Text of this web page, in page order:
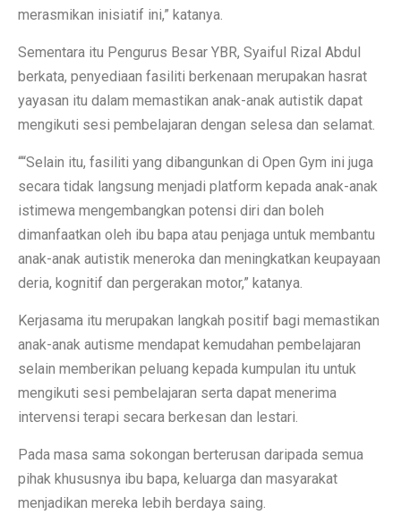
merasmikan inisiatif ini,” katanya.
Sementara itu Pengurus Besar YBR, Syaiful Rizal Abdul
berkata, penyediaan fasiliti berkenaan merupakan hasrat
yayasan itu dalam memastikan anak-anak autistik dapat
mengikuti sesi pembelajaran dengan selesa dan selamat.
““Selain itu, fasiliti yang dibangunkan di Open Gym ini juga
secara tidak langsung menjadi platform kepada anak-anak
istimewa mengembangkan potensi diri dan boleh
dimanfaatkan oleh ibu bapa atau penjaga untuk membantu
anak-anak autistik meneroka dan meningkatkan keupayaan
deria, kognitif dan pergerakan motor,” katanya.
Kerjasama itu merupakan langkah positif bagi memastikan
anak-anak autisme mendapat kemudahan pembelajaran
selain memberikan peluang kepada kumpulan itu untuk
mengikuti sesi pembelajaran serta dapat menerima
intervensi terapi secara berkesan dan lestari.
Pada masa sama sokongan berterusan daripada semua
pihak khususnya ibu bapa, keluarga dan masyarakat
menjadikan mereka lebih berdaya saing.